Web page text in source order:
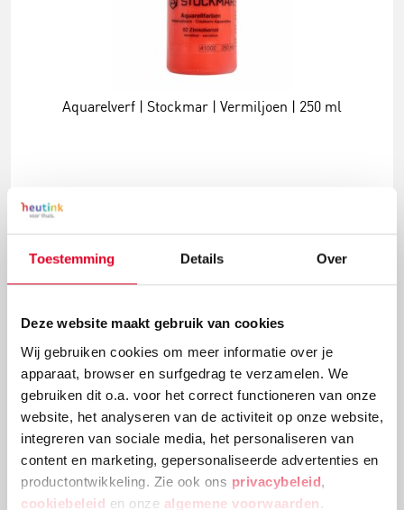
Toestemming Details Over
Deze website maakt gebruik van cookies
Wij gebruiken cookies om meer informatie over je
apparaat, browser en surfgedrag te verzamelen. We
gebruiken dit o.a. voor het correct functioneren van onze
website, het analyseren van de activiteit op onze website,
integreren van sociale media, het personaliseren van
content en marketing, gepersonaliseerde advertenties en
productontwikkeling. Zie ook ons privacybeleid
cookiebeleid en onze algemene voorwaarden
Aquarelverf | Stockmar | Vermiljoen | 250 ml
Aquarelverf | Stockmar | Wit | 250 ml